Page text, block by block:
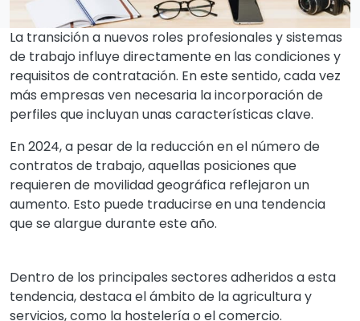
La transición a nuevos roles profesionales y sistemas
de trabajo influye directamente en las condiciones y
requisitos de contratación. En este sentido, cada vez
más empresas ven necesaria la incorporación de
perfiles que incluyan unas características clave.
En 2024, a pesar de la reducción en el número de
contratos de trabajo, aquellas posiciones que
requieren de movilidad geográfica reflejaron un
aumento. Esto puede traducirse en una tendencia
que se alargue durante este año.
Dentro de los principales sectores adheridos a esta
tendencia, destaca el ámbito de la agricultura y
servicios, como la hostelería o el comercio.